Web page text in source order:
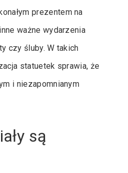
prezentem na
ważne wydarzenia
czy śluby. W takich
statuetek sprawia, że
i niezapomnianym
są